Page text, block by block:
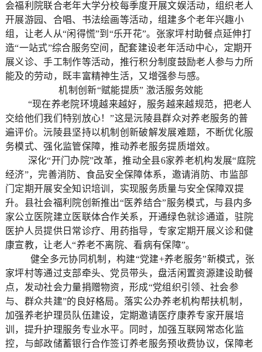
会福利院联合老年大学分校每季度开展文娱活动，组织老人
开展游园、合唱、书法绘画等活动，组建多个老年兴趣小
组，让老人从“闲得慌”到“乐开花”。张家坪村助餐点延伸打
造“一站式”综合服务空间，配套建设老年活动中心，定期开
展义诊、手工制作等活动，推行积分制度鼓励老人参与力所
能及的劳动，既丰富精神生活，又增强参与感。
机制创新“赋能提质” 激活服务效能
“现在养老院环境越来越好，服务越来越规范，把老人
交给他们我们特别放心！”这是沅陵县群众对养老服务的普
遍评价。沅陵县坚持以机制创新破解发展难题，不断优化服
务模式、强化监管保障，推动养老服务提质增效。
深化“开门办院”改革，推动全县6家养老机构发展“庭院
经济”，完善消防、食品安全保障体系，邀请消防、市监部
门定期开展安全知识培训，实现服务质量与安全保障双提
升。县社会福利院创新推出“医养结合”服务模式，与县内多
家公立医院建立医联体合作关系，开通绿色就诊通道，驻院
医护人员提供日常诊疗、用药指导，专家定期开展义诊和健
康宣教，让老人“养老不离院、看病有保障”。
健全多元协同机制，构建“党建+养老服务”新模式，张
家坪村等通过支部牵头、党员带头，盘活闲置资源建设助餐
点，发动社会力量捐赠物资，形成“党组织引领、社会参
与、群众共建”的良好格局。落实公办养老机构帮扶机制，
加强养老护理员队伍建设，定期邀请医疗康养专家开展培
训，提升护理服务专业水平。同时，加强互联网常态化监
控，与邮政储蓄银行合作签订养老服务预收费协议，保障老